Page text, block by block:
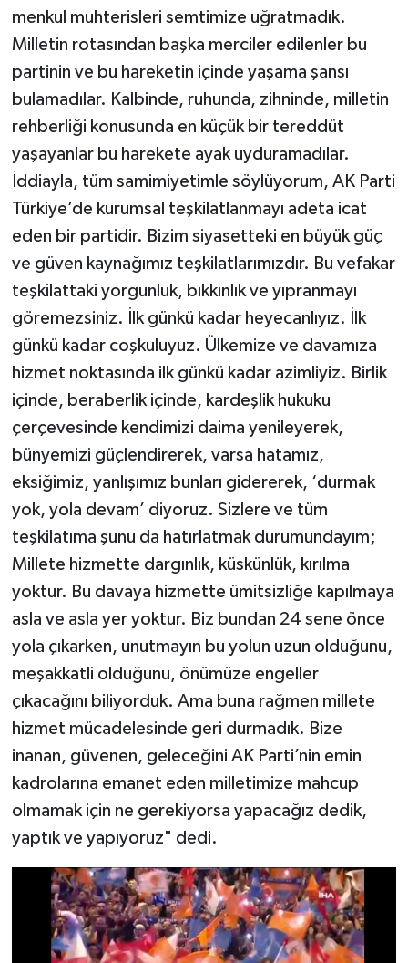
menkul muhterisleri semtimize uğratmadık.
Milletin rotasından başka merciler edilenler bu
partinin ve bu hareketin içinde yaşama şansı
bulamadılar. Kalbinde, ruhunda, zihninde, milletin
rehberliği konusunda en küçük bir tereddüt
yaşayanlar bu harekete ayak uyduramadılar.
İddiayla, tüm samimiyetimle söylüyorum, AK Parti
Türkiye’de kurumsal teşkilatlanmayı adeta icat
eden bir partidir. Bizim siyasetteki en büyük güç
ve güven kaynağımız teşkilatlarımızdır. Bu vefakar
teşkilattaki yorgunluk, bıkkınlık ve yıpranmayı
göremezsiniz. İlk günkü kadar heyecanlıyız. İlk
günkü kadar coşkuluyuz. Ülkemize ve davamıza
hizmet noktasında ilk günkü kadar azimliyiz. Birlik
içinde, beraberlik içinde, kardeşlik hukuku
çerçevesinde kendimizi daima yenileyerek,
bünyemizi güçlendirerek, varsa hatamız,
eksiğimiz, yanlışımız bunları gidererek, ‘durmak
yok, yola devam’ diyoruz. Sizlere ve tüm
teşkilatıma şunu da hatırlatmak durumundayım;
Millete hizmette dargınlık, küskünlük, kırılma
yoktur. Bu davaya hizmette ümitsizliğe kapılmaya
asla ve asla yer yoktur. Biz bundan 24 sene önce
yola çıkarken, unutmayın bu yolun uzun olduğunu,
meşakkatli olduğunu, önümüze engeller
çıkacağını biliyorduk. Ama buna rağmen millete
hizmet mücadelesinde geri durmadık. Bize
inanan, güvenen, geleceğini AK Parti’nin emin
kadrolarına emanet eden milletimize mahcup
olmamak için ne gerekiyorsa yapacağız dedik,
yaptık ve yapıyoruz" dedi.